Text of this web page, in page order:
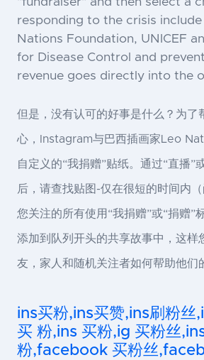
responding to the crisis
Nations Foundation, UNICEF
for Disease Control and
revenue goes directly into the
但是，没有认可的好事是什么？为了
心，Instagram与巴西插画家Leo
自定义的“我捐赠”贴纸。通过“直播”
后，请查找贴图-仅在很短的时间内（
您关注的所有使用“我捐赠”或“捐赠”
添加到队列开头的共享故事中，这样
友，家人和随机关注者如何帮助他们
ins买粉,ins买赞,ins刷粉丝
买 粉,ins 买粉,ig 买粉丝
粉,facebook 买粉丝